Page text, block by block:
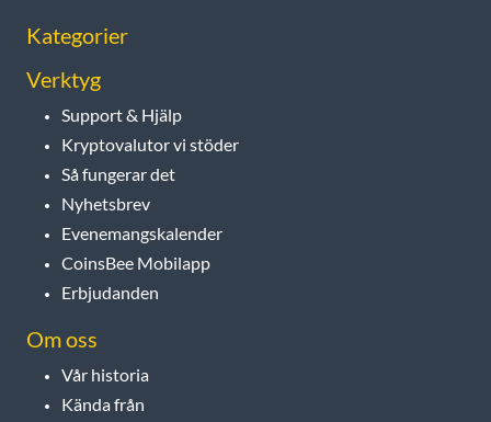
Kategorier
Verktyg
Support & Hjälp
Kryptovalutor vi stöder
Så fungerar det
Nyhetsbrev
Evenemangskalender
CoinsBee Mobilapp
Erbjudanden
Om oss
Vår historia
Kända från